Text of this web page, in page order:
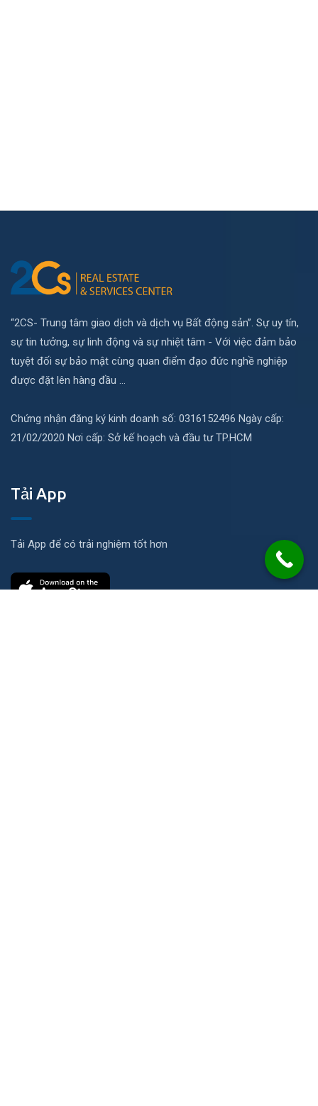
“2CS- Trung tâm giao dịch và dịch vụ Bất động sản”. Sự uy tín,
sự tin tưởng, sự linh động và sự nhiệt tâm - Với việc đảm bảo
tuyệt đối sự bảo mật cùng quan điểm đạo đức nghề nghiệp
được đặt lên hàng đầu ...
Chứng nhận đăng ký kinh doanh số: 0316152496 Ngày cấp:
21/02/2020 Nơi cấp: Sở kế hoạch và đầu tư TP.HCM
Tải App
Tải App để có trải nghiệm tốt hơn